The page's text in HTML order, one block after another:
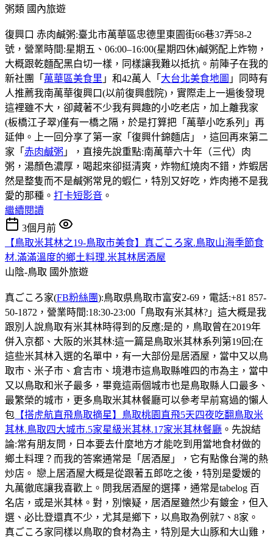
粥類 國內旅遊
復興口 赤肉鹹粥:臺北市萬華區忠德里東園街66巷37弄58-2
號，營業時間:星期五、06:00–16:00(星期四休)鹹粥配上炸物，
大概跟乾麵配黑白切一樣，同樣讓我難以抵抗。前陣子在我的
新社團「 萬華區美食里 」和42萬人「 大台北美食地圖 」同時有
人推薦我南萬華復興口(以前復興戲院)，實際走上一遍後發現
這裡雖不大，卻藏著不少我有興趣的小吃老店，加上離我家
(板橋江子翠)僅有一橋之隔，於是打算把「萬華小吃系列」再
延伸。上一回分享了第一家「復興什錦麵店」，這回再來第二
家「 赤肉鹹粥 」，直接先說重點:南萬華六十年（三代）肉
粥，湯顏色濃厚，喝起來卻挺清爽，炸物紅燒肉不錯，炸蝦居
然是整隻而不是鹹粥常見的蝦仁，特別又好吃，炸肉捲不是我
愛的那種。 打卡短影音 。
繼續閱讀
3個月前
【鳥取米其林之19-鳥取市美食】真ごころ家.鳥取山海季節食
材.滿滿溫度的鄉土料理.米其林居酒屋
山陰-鳥取 國外旅遊
真ごころ家(FB粉絲團):鳥取県鳥取市富安2-69，電話:+81 857-
50-1872，營業時間:18:30-23:00「鳥取有米其林?」這大概是我
跟別人說鳥取有米其林時得到的反應;是的，鳥取曾在2019年
併入京都、大阪的米其林:這一篇是鳥取米其林系列第19回;在
這些米其林入選的名單中，有一大部份是居酒屋，當中又以鳥
取市、米子市、倉吉市、境港市這鳥取縣唯四的市為主，當中
又以鳥取和米子最多，畢竟這兩個城市也是鳥取縣人口最多、
最繁榮的城市，更多鳥取米其林餐廳可以參考早前寫過的懶人
包 【搭虎航直飛鳥取摘星】鳥取桃園直飛5天四夜吃翻鳥取米
其林.鳥取四大城市.5家星級米其林.17家米其林餐廳 。先說結
論:常有朋友問，日本要去什麼地方才能吃到用當地食材做的
鄉土料理？而我的答案通常是「居酒屋」，它有點像台灣的熱
炒店。 戀上居酒屋大概是從跟著五郎吃之後，特別是愛媛的
丸萬徹底讓我喜歡上。問我居酒屋的選擇，通常是tabelog 百
名店，或是米其林。對，別懐疑，居酒屋雖然少有鍍金，但入
選、必比登還真不少，尤其是鄉下，以鳥取為例就7、8家。
真ごころ家同樣以鳥取的食材為主，特別是大山豚和大山雞，